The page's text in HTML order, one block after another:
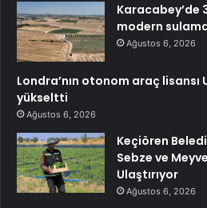
Karacabey’de
modern
Ağustos 6, 2026
Londra’nın otonom araç lisansı
yükseltti
Ağustos 6, 2026
Keçiören
Sebze ve
Ulaştırıyor
Ağustos 6, 2026